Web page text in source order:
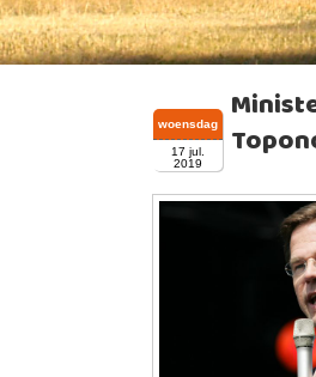
woensdag
17 jul.
2019